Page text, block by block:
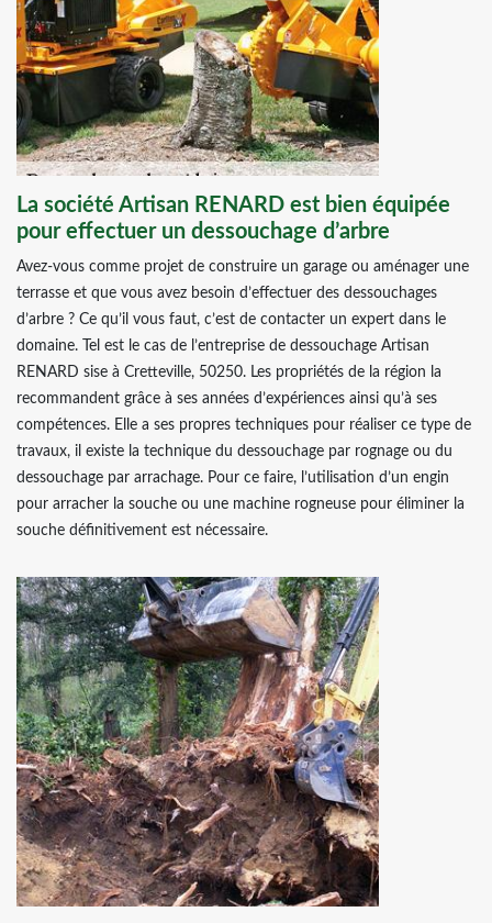
La société Artisan RENARD est bien équipée
pour effectuer un dessouchage d’arbre
Avez-vous comme projet de construire un garage ou aménager une
terrasse et que vous avez besoin d’effectuer des dessouchages
d’arbre ? Ce qu’il vous faut, c’est de contacter un expert dans le
domaine. Tel est le cas de l’entreprise de dessouchage Artisan
RENARD sise à Cretteville, 50250. Les propriétés de la région la
recommandent grâce à ses années d’expériences ainsi qu’à ses
compétences. Elle a ses propres techniques pour réaliser ce type de
travaux, il existe la technique du dessouchage par rognage ou du
dessouchage par arrachage. Pour ce faire, l’utilisation d’un engin
pour arracher la souche ou une machine rogneuse pour éliminer la
souche définitivement est nécessaire.